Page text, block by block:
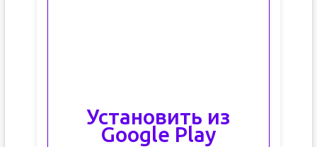
Установить из
Google Play